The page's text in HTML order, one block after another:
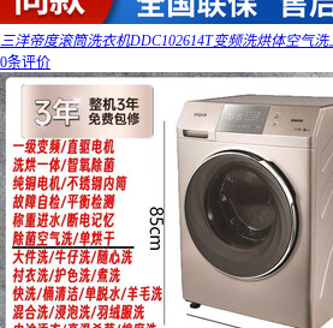
三洋帝度滚筒洗衣机DDC102614T变频洗烘体空气
0条评价